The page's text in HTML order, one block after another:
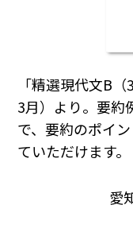
「精選現代文B
3月）より。要約
で、要約のポイ
ていただけます
愛